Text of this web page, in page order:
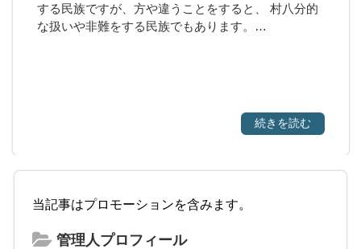
する民族ですが、方や違うことをすると、 村八分的
な扱いや非難をする民族でもあります。…
続きを読む
当記事はプロモーションを含みます。
管理人プロフィール